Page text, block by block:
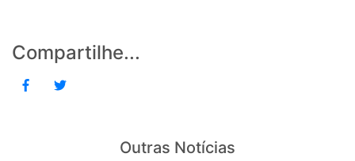
Compartilhe...
Outras Notícias